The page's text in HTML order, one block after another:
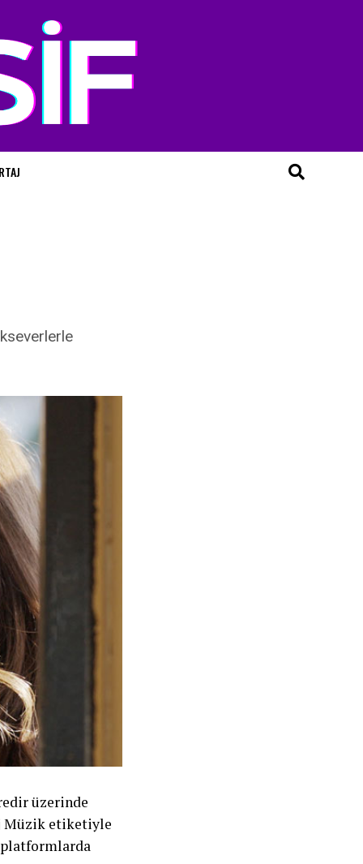
üzerinde
Müzik etiketiyle
platformlarda